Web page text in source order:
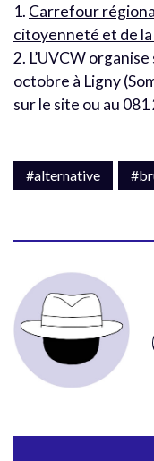
1. Carrefour
citoyenneté et de
2. L’UVCW
octobre à Ligny
sur le site ou au 081
#alternative